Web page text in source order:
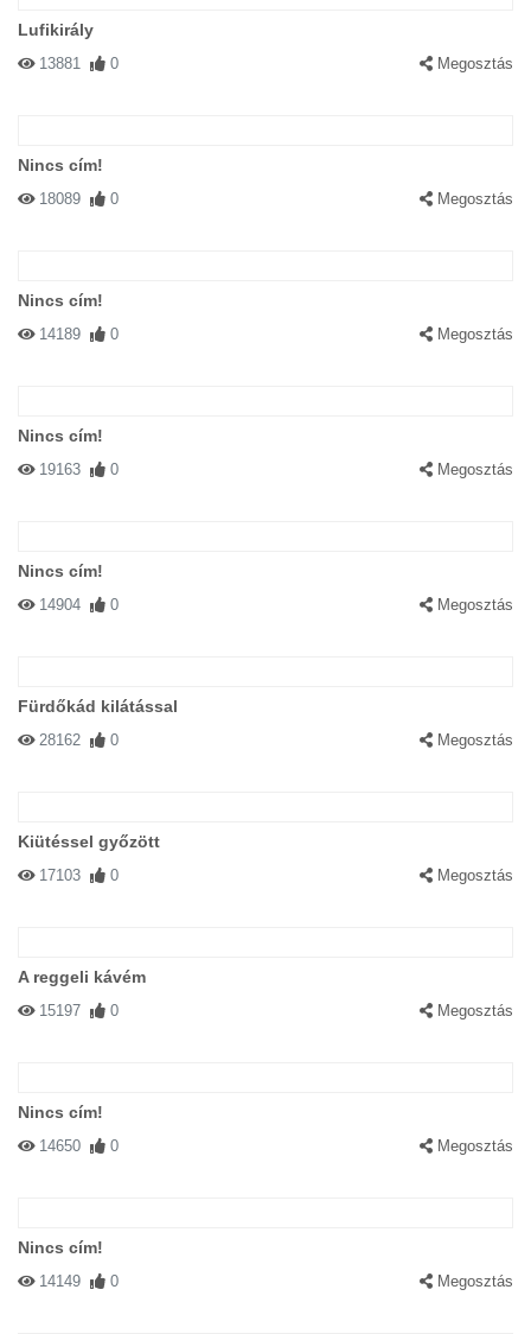
Lufikirály
13881 0 Megosztás
Nincs cím!
18089 0 Megosztás
Nincs cím!
14189 0 Megosztás
Nincs cím!
19163 0 Megosztás
Nincs cím!
14904 0 Megosztás
Fürdőkád kilátással
28162 0 Megosztás
Kiütéssel győzött
17103 0 Megosztás
A reggeli kávém
15197 0 Megosztás
Nincs cím!
14650 0 Megosztás
Nincs cím!
14149 0 Megosztás